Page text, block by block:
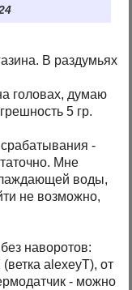
В раздумьях
головах, думаю
5 гр.
срабатывания -
Мне
воды,
не возможно,
наворотов:
alexeyT), от
- можно